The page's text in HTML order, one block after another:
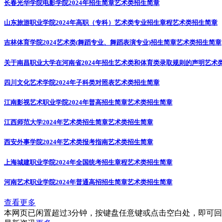
长春光华学院电影学院2024年招生简章艺术类招生简章
山东旅游职业学院2024年高职（专科）艺术类专业招生章程艺术类招生简章
吉林体育学院2024艺术类(舞蹈专业、舞蹈表演专业)招生简章艺术类招生简章
关于南昌职业大学在河南省2024年招生艺术类和体育类录取规则的声明艺术
四川文化艺术学院2024年子科类对照表艺术类招生简章
江南影视艺术职业学院2024年普高招生简章艺术类招生简章
江西师范大学2024年艺术类招生简章艺术类招生简章
西安外事学院2024年艺术类报考指南艺术类招生简章
上海城建职业学院2024年全国统考招生章程艺术类招生简章
河南艺术职业学院2024年普通高招招生简章艺术类招生简章
查看更多
本网页已闲置超过3分钟，按键盘任意键或点击空白处，即可